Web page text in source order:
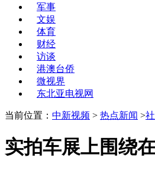
军事
文娱
体育
财经
访谈
港澳台侨
微视界
东北亚电视网
当前位置： 中新视频 > 热点新闻 >
实拍车展上围绕